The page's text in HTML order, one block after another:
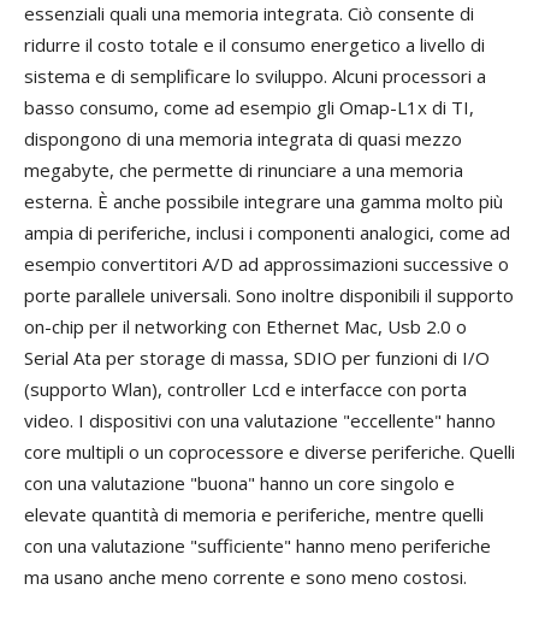
essenziali quali una memoria integrata. Ciò consente di
ridurre il costo totale e il consumo energetico a livello di
sistema e di semplificare lo sviluppo. Alcuni processori a
basso consumo, come ad esempio gli Omap-L1x di TI,
dispongono di una memoria integrata di quasi mezzo
megabyte, che permette di rinunciare a una memoria
esterna. È anche possibile integrare una gamma molto più
ampia di periferiche, inclusi i componenti analogici, come ad
esempio convertitori A/D ad approssimazioni successive o
porte parallele universali. Sono inoltre disponibili il supporto
on-chip per il networking con Ethernet Mac, Usb 2.0 o
Serial Ata per storage di massa, SDIO per funzioni di I/O
(supporto Wlan), controller Lcd e interfacce con porta
video. I dispositivi con una valutazione "eccellente" hanno
core multipli o un coprocessore e diverse periferiche. Quelli
con una valutazione "buona" hanno un core singolo e
elevate quantità di memoria e periferiche, mentre quelli
con una valutazione "sufficiente" hanno meno periferiche
ma usano anche meno corrente e sono meno costosi.